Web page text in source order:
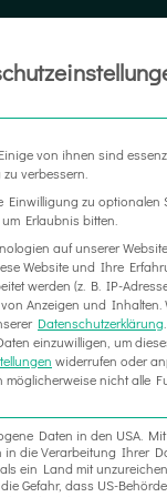
von ihnen sind
verbessern.
zu optionalen
Erlaubnis bitten.
auf unserer
Website und Ihre
werden (z. B. IP-
Anzeigen und Inhalten.
Datenschutzerklärung
einzuwilligen, um
widerrufen oder
nicht alle
Daten in den USA.
die Verarbeitung Ihrer
als ein Land mit
Gefahr, dass US-